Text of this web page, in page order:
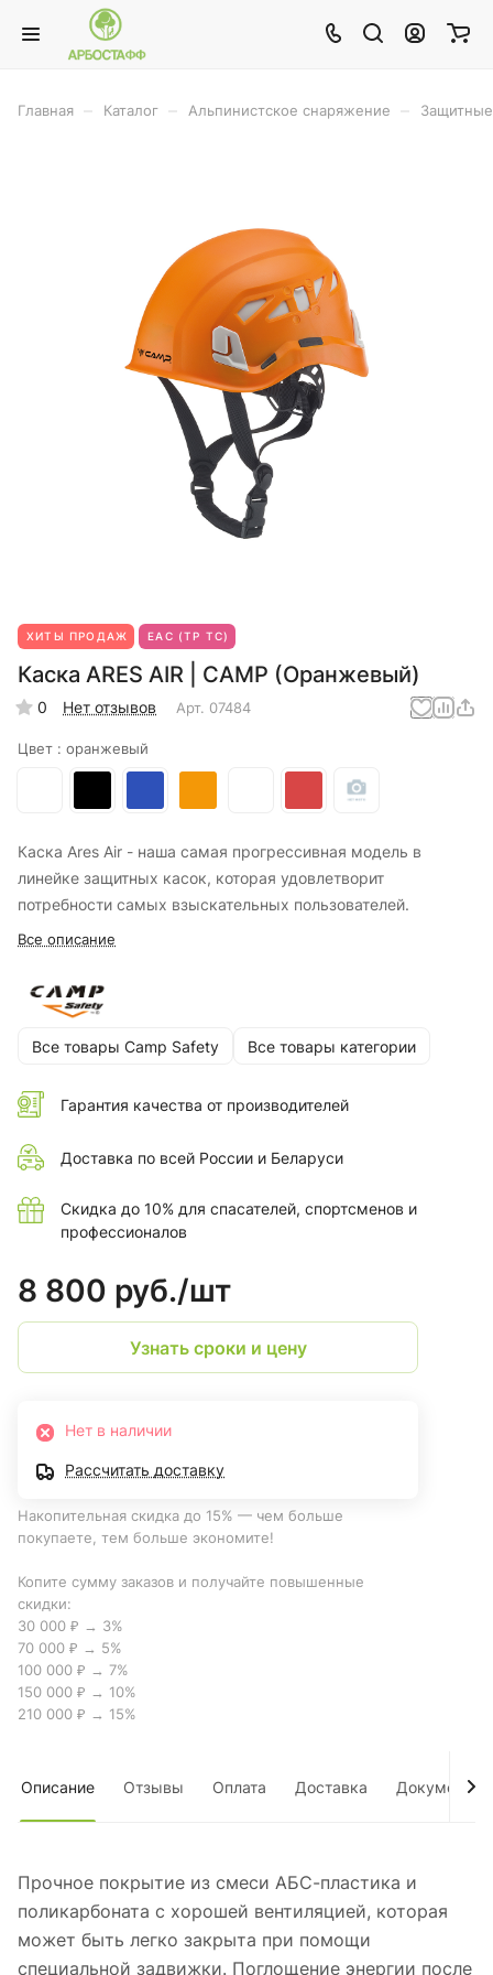
Главная Каталог Альпинистское снаряжение
ХИТЫ ПРОДАЖ ЕАС (ТР ТС)
Каска ARES AIR | CAMP (Оранжевый)
0 Нет отзывов Арт. 07484
Цвет : оранжевый
Каска Ares Air - наша самая прогрессивная модель в
линейке защитных касок, которая удовлетворит
потребности самых взыскательных пользователей.
Все описание
Все товары Camp Safety Все товары категории
Гарантия качества от производителей
Доставка по всей России и Беларуси
Скидка до 10% для спасателей, спортсменов и
профессионалов
8 800 руб./шт
Узнать сроки и цену
Нет в наличии
Рассчитать доставку
Накопительная скидка до 15% — чем больше
покупаете, тем больше экономите!
Копите сумму заказов и получайте повышенные
скидки:
30 000 ₽ → 3%
70 000 ₽ → 5%
100 000 ₽ → 7%
150 000 ₽ → 10%
210 000 ₽ → 15%
Описание Отзывы Оплата Доставка Документы
Прочное покрытие из смеси АБС-пластика и
поликарбоната с хорошей вентиляцией, которая
может быть легко закрыта при помощи
специальной задвижки. Поглощение энергии после